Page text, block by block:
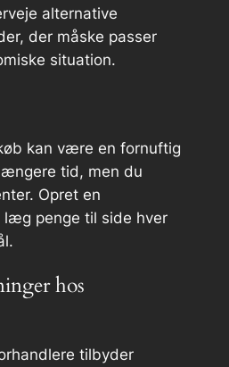
alternative
der måske passer
situation.
kan være en fornuftig
tid, men du
Opret en
læg penge til side hver
hos
tilbyder